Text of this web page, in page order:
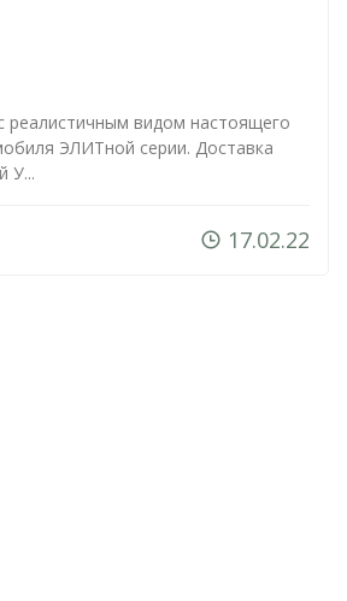
реалистичным видом настоящего
ЭЛИТной серии. Доставка
У...
17.02.22